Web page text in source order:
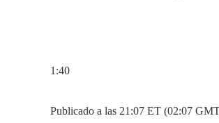
1:40
Publicado a las 21:07 ET (02:07